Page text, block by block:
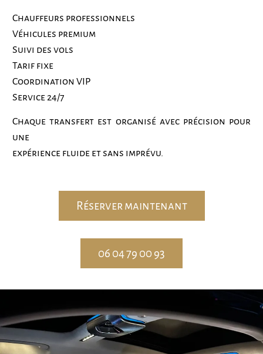
Chauffeurs professionnels
Véhicules premium
Suivi des vols
Tarif fixe
Coordination VIP
Service 24/7
Chaque transfert est organisé avec précision pour
une
expérience fluide et sans imprévu.
Réserver maintenant
06 04 79 00 93